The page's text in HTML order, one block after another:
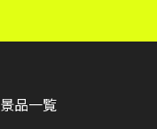
景品一覧